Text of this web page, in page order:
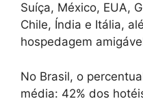
Suíça, México, EUA,
Chile, Índia e Itália,
hospedagem
No Brasil, o
média: 42% dos